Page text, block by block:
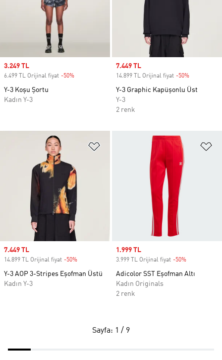
Sale price
3.249 TL
6.499 TL Orijinal fiyat -50%
Y-3 Koşu Şortu
Kadın Y-3
Sale price
7.449 TL
14.899 TL Orijinal fiyat -50%
Y-3 Graphic Kapüşonlu Üst
Y-3
2 renk
Favori Listesine Ekle
Sale price
7.449 TL
14.899 TL Orijinal fiyat -50%
Y-3 AOP 3-Stripes Eşofman Üstü
Kadın Y-3
Sale price
1.999 TL
3.999 TL Orijinal fiyat -50%
Adicolor SST Eşofman Altı
Kadın Originals
2 renk
Sayfa: 1 / 9